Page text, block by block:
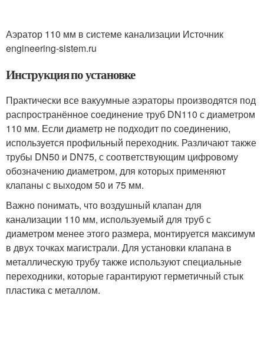
Аэратор 110 мм в системе канализации Источник
engineering-sistem.ru
Инструкция по установке
Практически все вакуумные аэраторы производятся под
распространённое соединение труб DN110 с диаметром
110 мм. Если диаметр не подходит по соединению,
используется профильный переходник. Различают также
трубы DN50 и DN75, с соответствующим цифровому
обозначению диаметром, для которых применяют
клапаны с выходом 50 и 75 мм.
Важно понимать, что воздушный клапан для
канализации 110 мм, используемый для труб с
диаметром менее этого размера, монтируется максимум
в двух точках магистрали. Для установки клапана в
металлическую трубу также используют специальные
переходники, которые гарантируют герметичный стык
пластика с металлом.